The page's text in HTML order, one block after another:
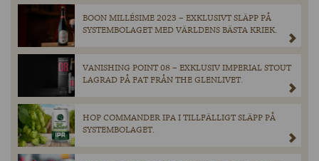
BOON MILLÉSIME 2023 – EXKLUSIVT SLÄPP PÅ
SYSTEMBOLAGET MED VÄRLDENS BÄSTA KRIEK.
VANISHING POINT 08 – EXKLUSIV IMPERIAL STOUT
LAGRAD PÅ FAT FRÅN THE GLENLIVET.
HOP COMMANDER IPA I TILLFÄLLIGT SLÄPP PÅ
SYSTEMBOLAGET.